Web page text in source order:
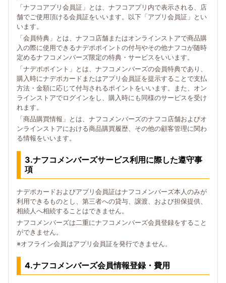
「ナフコアプリ会員証」とは、ナフコアプリ内で表示される、店
舗でご使用頂ける会員証をいいます。以下「アプリ会員証」とい
います。
「会員特典」とは、ナフコ店舗またはオンラインストアで商品購
入の際に使用できるナデポポイントの付与やその他ナフコが随時
定めるナフコメンバーズ限定の特典・サービスをいいます。
「ナデポポイント」とは、ナフコメンバーズの会員特典であり、
購入時にナデポカードまたはアプリ会員証を提示することで支払
方法・金額に応じて付与されるポイントをいいます。また、オン
ラインストアでログインをし、購入時にも同様のサービスを受け
れます。
「商品購買情報」とは、ナフコメンバーズのナフコ店舗およびオ
ンラインストアにおける商品購買履歴、その他の顧客管理に関わ
る情報をいいます。
3.ナフコメンバーズサービス利用に際した遵守事
項
ナデポカードおよびアプリ会員証はナフコメンバーズ本人のみが
利用できるものとし、第三者への貸与、譲渡、および担保提供、
相続人へ相続することはできません。
ナフコメンバーズは二重にナフコメンバーズ会員登録をすること
ができません。
※オフライン会員はアプリ会員証を発行できません。
4.ナフコメンバーズ会員情報登録・費用